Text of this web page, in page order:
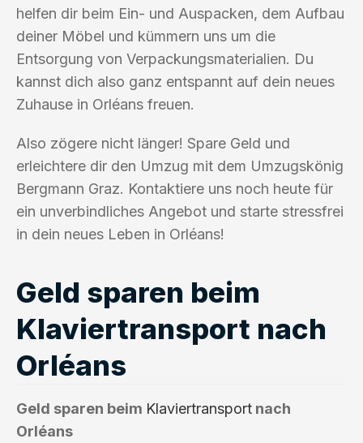
helfen dir beim Ein- und Auspacken, dem Aufbau
deiner Möbel und kümmern uns um die
Entsorgung von Verpackungsmaterialien. Du
kannst dich also ganz entspannt auf dein neues
Zuhause in Orléans freuen.
Also zögere nicht länger! Spare Geld und
erleichtere dir den Umzug mit dem Umzugskönig
Bergmann Graz. Kontaktiere uns noch heute für
ein unverbindliches Angebot und starte stressfrei
in dein neues Leben in Orléans!
Geld sparen beim
Klaviertransport nach
Orléans
Geld sparen beim Klaviertransport nach
Orléans